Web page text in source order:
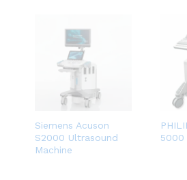
Siemens Acuson
S2000 Ultrasound
Machine
5000